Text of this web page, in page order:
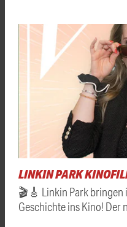
LINKIN PARK
🎬🎸 Linkin Park bringen
Geschichte ins Kino!